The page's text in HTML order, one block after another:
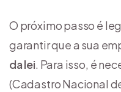
O próximo passo é
garantir que a sua
da lei. Para isso, é
(Cadastro Nacional